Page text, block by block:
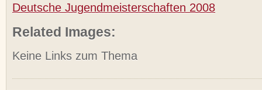
Deutsche Jugendmeisterschaften 2008
Related Images:
Keine Links zum Thema